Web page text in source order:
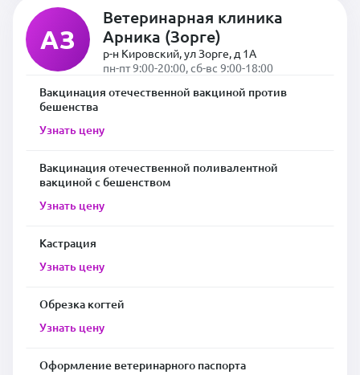
АЗ
Ветеринарная клиника
Арника (Зорге)
р-н Кировский, ул Зорге, д 1А
пн-пт 9:00-20:00, сб-вс 9:00-18:00
Вакцинация отечественной вакциной против
бешенства
Узнать цену
Вакцинация отечественной поливалентной
вакциной с бешенством
Узнать цену
Кастрация
Узнать цену
Обрезка когтей
Узнать цену
Оформление ветеринарного паспорта